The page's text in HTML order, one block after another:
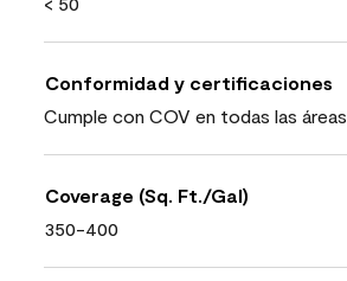
Conformidad y certificaciones
Cumple con COV en todas las áreas
Coverage (Sq. Ft./Gal)
350-400